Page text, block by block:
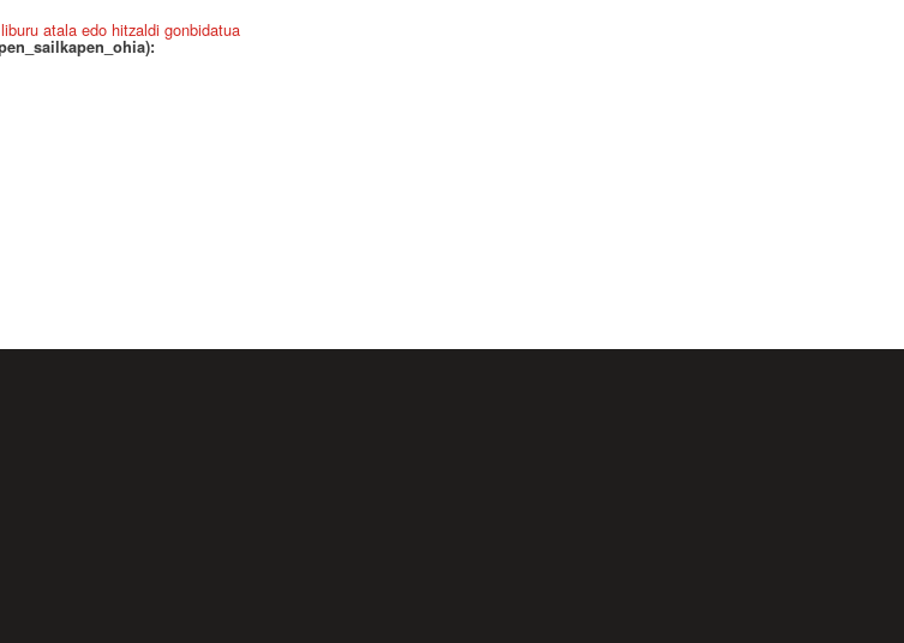
atala edo hitzaldi gonbidatua